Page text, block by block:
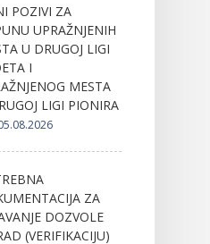
POZIVI ZA
UPRAŽNJENIH
U DRUGOJ LIGI
I
MESTA
LIGI PIONIRA
ZA
DOZVOLE
(VERIFIKACIJU)